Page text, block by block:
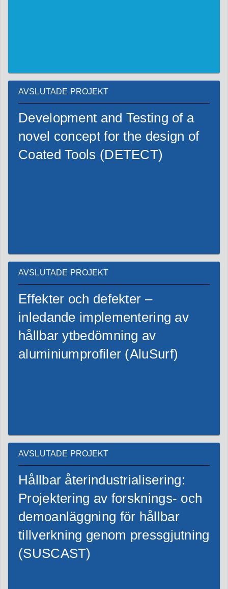
AVSLUTADE PROJEKT
Development and Testing of a
novel concept for the design of
Coated Tools (DETECT)
AVSLUTADE PROJEKT
Effekter och defekter –
inledande implementering av
hållbar ytbedömning av
aluminiumprofiler (AluSurf)
AVSLUTADE PROJEKT
Hållbar återindustrialisering:
Projektering av forsknings- och
demoanläggning för hållbar
tillverkning genom pressgjutning
(SUSCAST)